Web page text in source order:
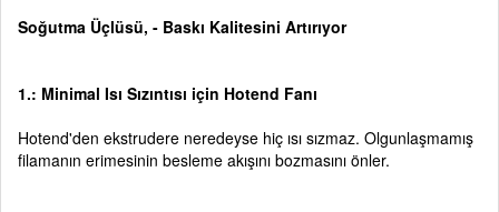
Soğutma Üçlüsü, - Baskı Kalitesini Artırıyor
1.: Minimal Isı Sızıntısı için Hotend Fanı
Hotend'den ekstrudere neredeyse hiç ısı sızmaz. Olgunlaşmamış
filamanın erimesinin besleme akışını bozmasını önler.